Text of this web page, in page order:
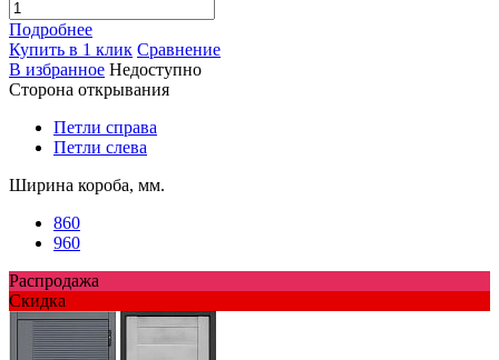
Подробнее
Купить в 1 клик Сравнение
В избранное Недоступно
Сторона открывания
Петли справа
Петли слева
Ширина короба, мм.
860
960
Распродажа
Скидка